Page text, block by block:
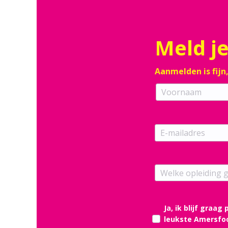
Meld
Aanmelden is
Ja, ik blijf graag
leukste